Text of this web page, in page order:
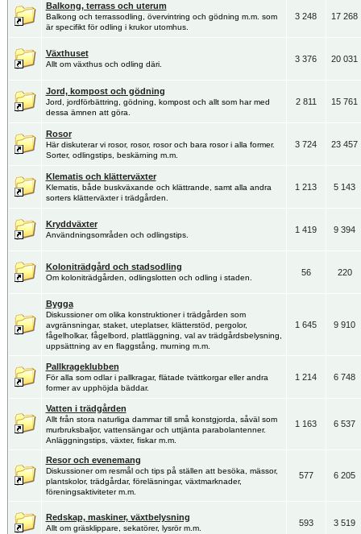
Balkong, terrass och uterum
Balkong och terrassodling, övervintring och gödning m.m. som
är specifikt för odling i krukor utomhus.
3 248 17 268
Växthuset
Allt om växthus och odling däri.
3 376 20 031
Jord, kompost och gödning
Jord, jordförbättring, gödning, kompost och allt som har med
dessa ämnen att göra.
2 811 15 761
Rosor
Här diskuterar vi rosor, rosor, rosor och bara rosor i alla former.
Sorter, odlingstips, beskärning m.m.
3 724 23 457
Klematis och klätterväxter
Klematis, både buskväxande och klättrande, samt alla andra
sorters klätterväxter i trädgården.
1 213 5 143
Kryddväxter
Användningsområden och odlingstips.
1 419 9 394
Koloniträdgård och stadsodling
Om koloniträdgården, odlingslotten och odling i staden.
56 220
Bygga
Diskussioner om olika konstruktioner i trädgården som
avgränsningar, staket, uteplatser, klätterstöd, pergolor,
fågelholkar, fågelbord, plattläggning, val av trädgårdsbelysning,
uppsättning av en flaggstång, murning m.m.
1 645 9 910
Pallkrageklubben
För alla som odlar i pallkragar, flätade tvättkorgar eller andra
former av upphöjda bäddar.
1 214 6 748
Vatten i trädgården
Allt från stora naturliga dammar till små konstgjorda, såväl som
murbruksbaljor, vattensängar och uttjänta parabolantenner.
Anläggningstips, växter, fiskar m.m.
1 163 6 537
Resor och evenemang
Diskussioner om resmål och tips på ställen att besöka, mässor,
plantskolor, trädgårdar, föreläsningar, växtmarknader,
föreningsaktiviteter m.m.
577 6 205
Redskap, maskiner, växtbelysning
Allt om gräsklippare, sekatörer, lysrör m.m.
593 3 519